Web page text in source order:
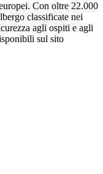
Con oltre 22.000
classificate nei
agli ospiti e agli
sul sito